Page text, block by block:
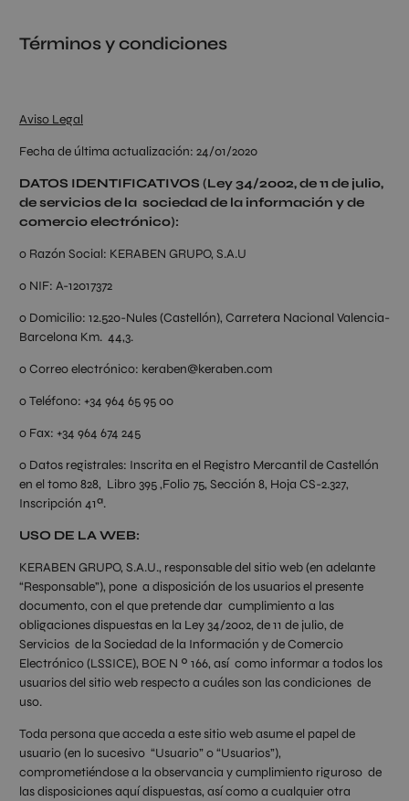
Términos y condiciones
Aviso Legal
Fecha de última actualización: 24/01/2020
DATOS IDENTIFICATIVOS (Ley 34/2002, de 11 de julio,
de servicios de la sociedad de la información y de
comercio electrónico):
o Razón Social: KERABEN GRUPO, S.A.U
o NIF: A-12017372
o Domicilio: 12.520-Nules (Castellón), Carretera Nacional Valencia-
Barcelona Km. 44,3.
o Correo electrónico: keraben@keraben.com
o Teléfono: +34 964 65 95 00
o Fax: +34 964 674 245
o Datos registrales: Inscrita en el Registro Mercantil de Castellón
en el tomo 828, Libro 395 ,Folio 75, Sección 8, Hoja CS-2.327,
Inscripción 41ª.
USO DE LA WEB:
KERABEN GRUPO, S.A.U., responsable del sitio web (en adelante
“Responsable”), pone a disposición de los usuarios el presente
documento, con el que pretende dar cumplimiento a las
obligaciones dispuestas en la Ley 34/2002, de 11 de julio, de
Servicios de la Sociedad de la Información y de Comercio
Electrónico (LSSICE), BOE N º 166, así como informar a todos los
usuarios del sitio web respecto a cuáles son las condiciones de
uso.
Toda persona que acceda a este sitio web asume el papel de
usuario (en lo sucesivo “Usuario” o “Usuarios”),
comprometiéndose a la observancia y cumplimiento riguroso de
las disposiciones aquí dispuestas, así como a cualquier otra